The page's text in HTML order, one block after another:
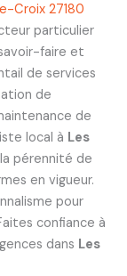
Croix 27180
particulier
faire et
de services
de
de
local à Les
pérennité de
en vigueur.
pour
confiance à
dans Les